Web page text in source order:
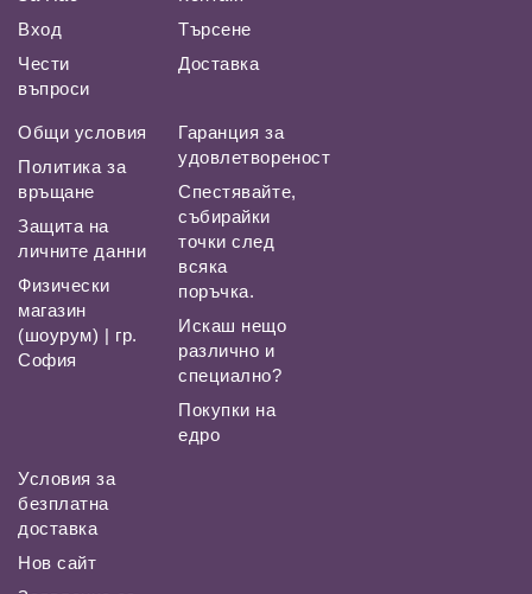
Вход
Чести
въпроси
Търсене
Доставка
Общи условия
Политика за
връщане
Защита на
личните данни
Физически
магазин
(шоурум) | гр.
София
Гаранция за
удовлетвореност
Спестявайте,
събирайки
точки след
всяка
поръчка.
Искаш нещо
различно и
специално?
Покупки на
едро
Условия за
безплатна
доставка
Нов сайт